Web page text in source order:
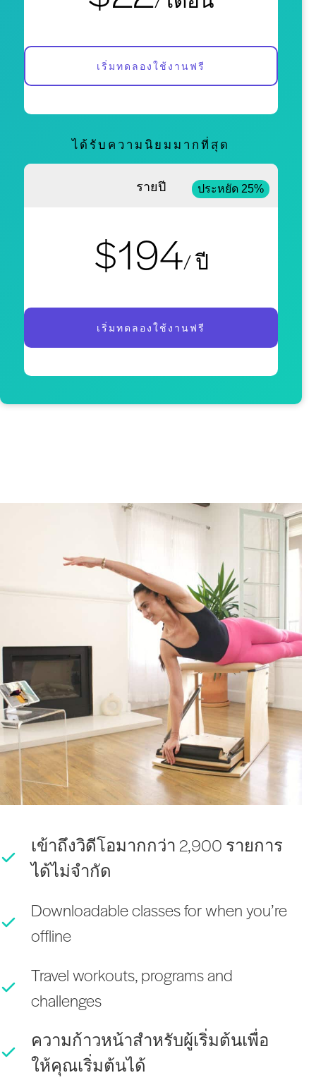
เริ่มทดลองใช้งานฟรี
ได้รับความนิยมมากที่สุด
รายปี ประหยัด 25%
$194/ ปี
เริ่มทดลองใช้งานฟรี
เข้าถึงวิดีโอมากกว่า 2,900 รายการ
ได้ไม่จำกัด
Downloadable classes for when you’re
offline
Travel workouts, programs and
challenges
ความก้าวหน้าสำหรับผู้เริ่มต้นเพื่อ
ให้คุณเริ่มต้นได้